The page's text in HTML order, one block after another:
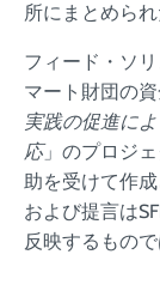
所にまとめられ
フィード・ソ
マート財団の
実践の促進に
応」のプロジ
助を受けて作
および提言は
反映するもので